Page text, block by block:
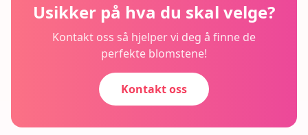
Usikker på hva du skal velge?
Kontakt oss så hjelper vi deg å finne de
perfekte blomstene!
Kontakt oss